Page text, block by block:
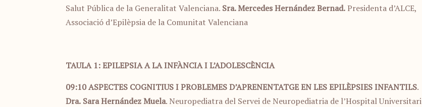
Salut Pública de la Generalitat Valenciana. Sra. Mercedes Hernández Bernad.Presidenta d’ALCE,
Associació d’Epilèpsia de la Comunitat Valenciana
TAULA 1: EPILEPSIA A LA INFÀNCIA I L’ADOLESCÈNCIA
09:10ASPECTES COGNITIUS I PROBLEMES D’APRENENTATGE EN LES EPILÈPSIES INFANTILS.
Dra. Sara Hernández Muela. Neuropediatra del Servei de Neuropediatria de l’Hospital Universitari